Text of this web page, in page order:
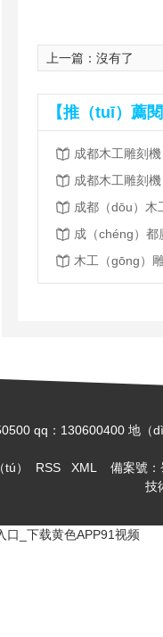
上一篇：沒有了
【推（tuī）薦
成都木工雕刻機
qq：130600400 地（
） RSS XML 備案號：
技
口_下载黄色APP91视频